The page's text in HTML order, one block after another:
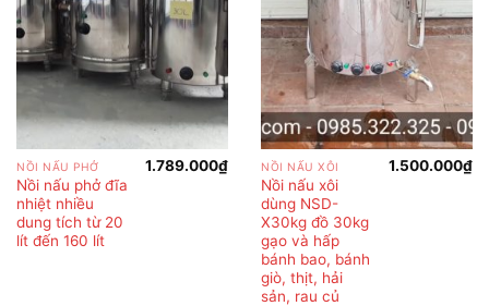
NỒI NẤU PHỞ
Nồi nấu phở đĩa
nhiệt nhiều
dung tích từ 20
lít đến 160 lít
1.789.000₫ NỒI NẤU XÔI
Nồi nấu xôi
dùng NSD-
X30kg đồ 30kg
gạo và hấp
bánh bao, bánh
giò, thịt, hải
sản, rau củ
1.500.000₫